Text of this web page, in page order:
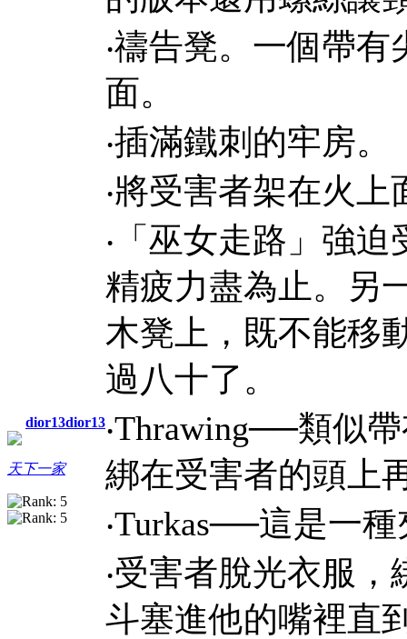
dior13dior13
天下一家
‧禱告凳。一個帶有
面。
‧插滿鐵刺的牢房。
‧將受害者架在火上
‧ 「巫女走路」強
精疲力盡為止。另
木凳上，既不能移
過八十了。
‧Thrawing──類似
綁在受害者的頭上
‧Turkas──這是一
‧受害者脫光衣服，
斗塞進他的嘴裡直